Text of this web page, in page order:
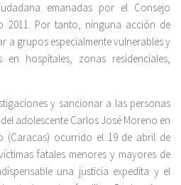
emanadas por el Consejo
2011. Por tanto, ninguna acción de
a grupos especialmente vulnerables y
en hospitales, zonas residenciales,
y sancionar a las personas
adolescente Carlos José Moreno en
(Caracas) ocurrido el 19 de abril de
fatales menores y mayores de
una justicia expedita y el